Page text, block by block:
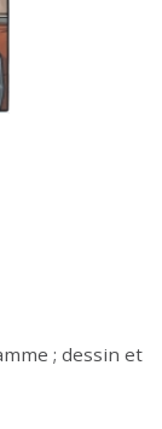
; dessin et